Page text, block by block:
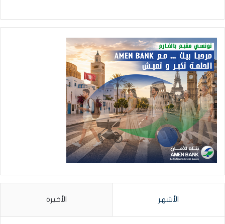
الأشهر الأخيرة